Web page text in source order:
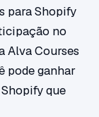
para Shopify
no
Alva Courses
pode ganhar
que